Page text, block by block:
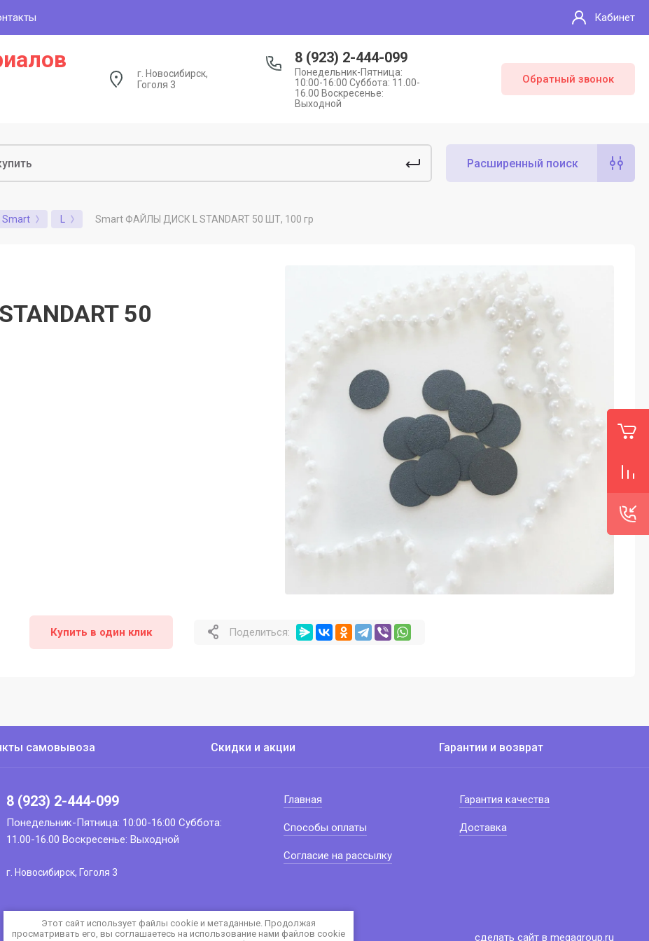
Кабинет
г. Новосибирск,
Гоголя 3
8 (923) 2-444-099
Понедельник-Пятница:
10:00-16:00 Суббота: 11.00-
16.00 Воскресенье:
Выходной
Обратный звонок
Расширенный поиск
Smart Smart ФАЙЛЫ ДИСК L STANDART 50 ШТ, 100 гр
50
Купить в один клик Поделиться:
самовывоза Скидки и акции Гарантии и возврат
8 (923) 2-444-099
Понедельник-Пятница: 10:00-16:00 Суббота:
11.00-16.00 Воскресенье: Выходной
г. Новосибирск, Гоголя 3
Главная Гарантия качества
Способы оплаты Доставка
Согласие на рассылку
сделать сайт в megagroup.ru
Этот сайт использует файлы cookie и метаданные. Продолжая
просматривать его, вы соглашаетесь на использование нами файлов cookie